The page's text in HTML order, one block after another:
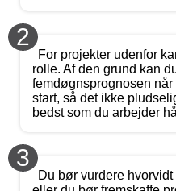
2
For projekter udenfor
rolle. Af den grund kan
femdøgnsprognosen
start, så det ikke
bedst som du arbejder
3
Du bør vurdere